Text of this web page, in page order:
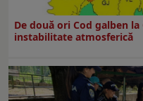
De două ori Cod galben
instabilitate atmosferică